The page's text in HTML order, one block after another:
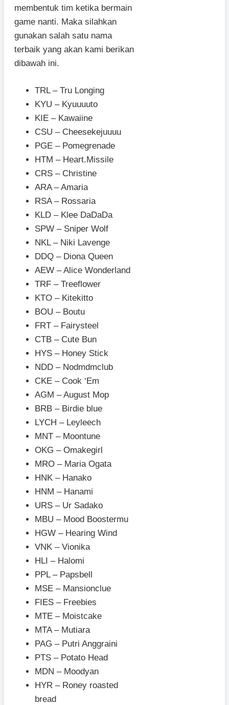
membentuk tim ketika bermain
game nanti. Maka silahkan
gunakan salah satu nama
terbaik yang akan kami berikan
dibawah ini.
TRL – Tru Longing
KYU – Kyuuuuto
KIE – Kawaiine
CSU – Cheesekejuuuu
PGE – Pomegrenade
HTM – Heart.Missile
CRS – Christine
ARA – Amaria
RSA – Rossaria
KLD – Klee DaDaDa
SPW – Sniper Wolf
NKL – Niki Lavenge
DDQ – Diona Queen
AEW – Alice Wonderland
TRF – Treeflower
KTO – Kitekitto
BOU – Boutu
FRT – Fairysteel
CTB – Cute Bun
HYS – Honey Stick
NDD – Nodmdmclub
CKE – Cook ‘Em
AGM – August Mop
BRB – Birdie blue
LYCH – Leyleech
MNT – Moontune
OKG – Omakegirl
MRO – Maria Ogata
HNK – Hanako
HNM – Hanami
URS – Ur Sadako
MBU – Mood Boostermu
HGW – Hearing Wind
VNK – Vionika
HLI – Halomi
PPL – Papsbell
MSE – Mansionclue
FIES – Freebies
MTE – Moistcake
MTA – Mutiara
PAG – Putri Anggraini
PTS – Potato Head
MDN – Moodyan
HYR – Roney roasted
bread